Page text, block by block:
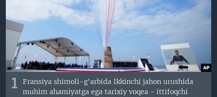
XABARLAR SURATLARDA
TELEGRAM
TWITTER
SOUNDCLOUD
VOA
1
Fransiya shimoli-g'arbida Ikkinchi jahon urushida
muhim ahamiyatga ega tarixiy voqea - ittifoqchi